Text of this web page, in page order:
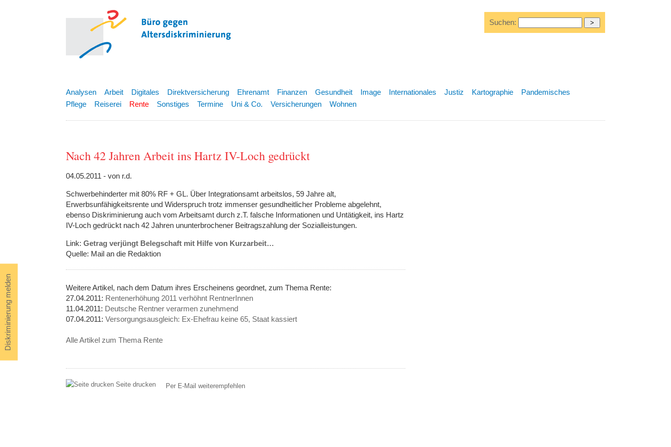
Diskriminierung melden
Suchen:
Analysen Arbeit Digitales Direktversicherung Ehrenamt Finanzen Gesundheit Image Internationales Justiz Kartographie
Pandemisches
Pflege
Reiserei Rente Sonstiges Termine Uni & Co. Versicherungen Wohnen
Nach 42 Jahren Arbeit ins Hartz IV-Loch gedrückt
04.05.2011 - von r.d.
Schwerbehinderter mit 80% RF + GL. Über Integrationsamt arbeitslos, 59 Jahre alt,
Erwerbsunfähigkeitsrente und Widerspruch trotz immenser gesundheitlicher Probleme abgelehnt,
ebenso Diskriminierung auch vom Arbeitsamt durch z.T. falsche Informationen und Untätigkeit, ins Hartz
IV-Loch gedrückt nach 42 Jahren ununterbrochener Beitragszahlung der Sozialleistungen.
Link: Getrag verjüngt Belegschaft mit Hilfe von Kurzarbeit…
Quelle: Mail an die Redaktion
Weitere Artikel, nach dem Datum ihres Erscheinens geordnet, zum Thema Rente:
27.04.2011: Rentenerhöhung 2011 verhöhnt RentnerInnen
11.04.2011: Deutsche Rentner verarmen zunehmend
07.04.2011: Versorgungsausgleich: Ex-Ehefrau keine 65, Staat kassiert
Alle Artikel zum Thema Rente
Seite drucken Per E-Mail weiterempfehlen